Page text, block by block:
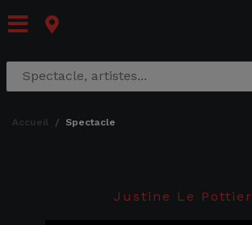
accueil spectacle
Justine Le Pottier